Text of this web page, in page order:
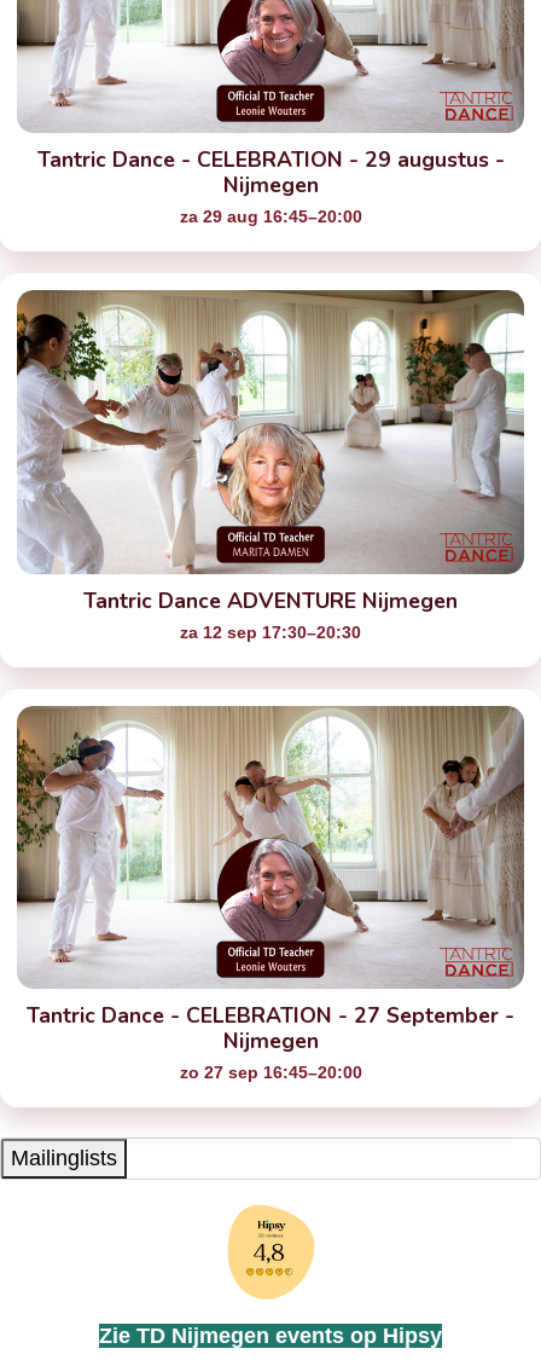
Tantric Dance - CELEBRATION - 29 augustus -
Nijmegen
za 29 aug 16:45–20:00
Tantric Dance ADVENTURE Nijmegen
za 12 sep 17:30–20:30
Tantric Dance - CELEBRATION - 27 September -
Nijmegen
zo 27 sep 16:45–20:00
Mailinglists
Zie TD Nijmegen events op Hipsy